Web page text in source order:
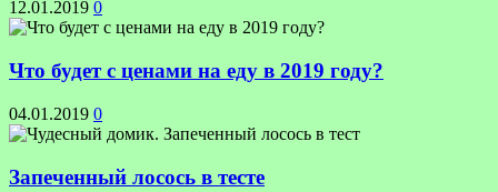
12.01.2019 0
Что будет с ценами на еду в 2019 году?
04.01.2019 0
Запеченный лосось в тесте